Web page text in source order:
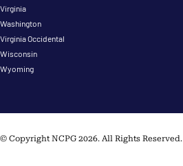
Virginia
Washington
Virginia Occidental
Wisconsin
Wyoming
© Copyright NCPG 2026. All Rights Reserved.